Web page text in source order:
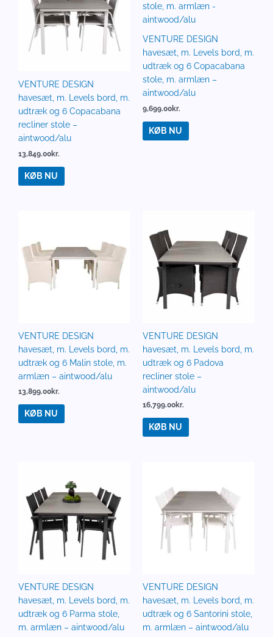
VENTURE DESIGN
havesæt, m. Levels bord, m.
udtræk og 6 Copacabana
recliner stole –
aintwood/alu
13,849.00kr.
KØB NU
VENTURE DESIGN
havesæt, m. Levels bord, m.
udtræk og 6 Copacabana
stole, m. armlæn –
aintwood/alu
9,699.00kr.
KØB NU
VENTURE DESIGN
havesæt, m. Levels bord, m.
udtræk og 6 Malin stole, m.
armlæn – aintwood/alu
13,899.00kr.
KØB NU
VENTURE DESIGN
havesæt, m. Levels bord, m.
udtræk og 6 Padova
recliner stole –
aintwood/alu
16,799.00kr.
KØB NU
VENTURE DESIGN
havesæt, m. Levels bord, m.
udtræk og 6 Parma stole,
m. armlæn – aintwood/alu
VENTURE DESIGN
havesæt, m. Levels bord, m.
udtræk og 6 Santorini stole,
m. armlæn – aintwood/alu